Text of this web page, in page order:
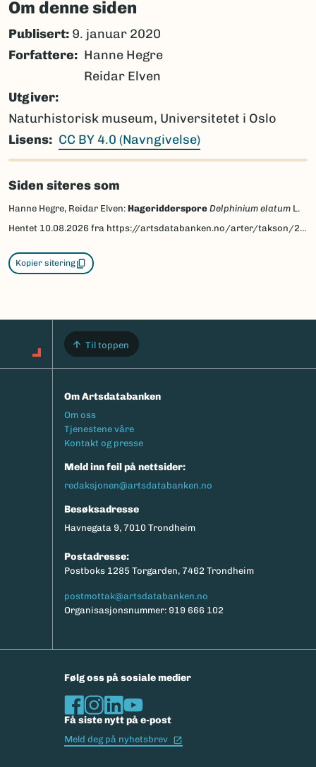
Om denne siden
Publisert: 9. januar 2020
Forfattere
Hanne Hegre
Reidar Elven
Utgiver
Naturhistorisk museum, Universitetet i Oslo
Lisens
CC BY 4.0 (Navngivelse)
Siden siteres som
Hanne Hegre, Reidar Elven: Hageridderspore Delphinium elatum L.
Hentet 10.08.2026 fra https://artsdatabanken.no/arter/takson/216921/beskrivelse
Kopier sitering
Til toppen
Om Artsdatabanken
Footermeny
Om oss
Tjenestene våre
Kontakt og presse
Meld inn feil på nettsider:
redaksjonen@artsdatabanken.no
Besøksadresse
Havnegata 9, 7010 Trondheim
Postadresse:
Postboks 1285 Torgarden, 7462 Trondheim
postmottak@artsdatabanken.no
Organisasjonsnummer: 919 666 102
Følg oss på sosiale medier
Få siste nytt på e-post
Meld deg på nyhetsbrev